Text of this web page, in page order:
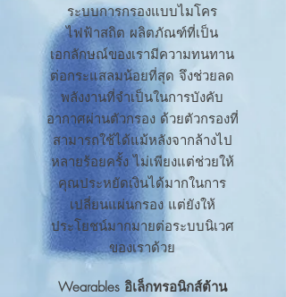
ระบบการกรองแบบไมโคร
ไฟฟ้าสถิต ผลิตภัณฑ์ที่เป็น
เอกลักษณ์ของเรามีความทนทาน
ต่อกระแสลมน้อยที่สุด จึงช่วยลด
พลังงานที่จำเป็นในการบังคับ
อากาศผ่านตัวกรอง ด้วยตัวกรองที่
สามารถใช้ได้แม้หลังจากล้างไป
หลายร้อยครั้ง ไม่เพียงแต่ช่วยให้
คุณประหยัดเงินได้มากในการ
เปลี่ยนแผ่นกรอง แต่ยังให้
ประโยชน์มากมายต่อระบบนิเวศ
ของเราด้วย
Wearables อิเล็กทรอนิกส์ต้าน